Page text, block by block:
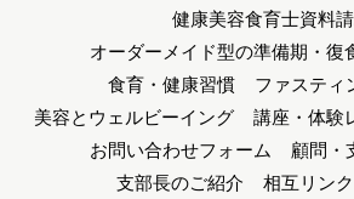
健康美容食育士資料
オーダーメイド型の準備期・復
食育・健康習慣
ファスティ
美容とウェルビーイング
講座・体験
お問い合わせフォーム
顧問・
支部長のご紹介
相互リン